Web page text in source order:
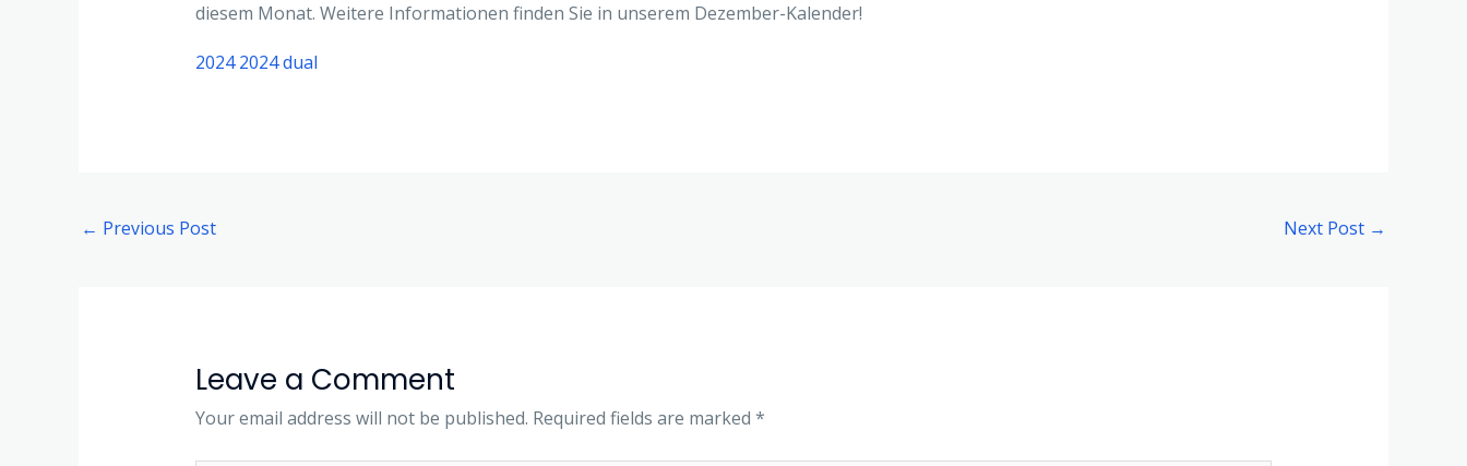
diesem Monat. Weitere Informationen finden Sie in unserem Dezember-Kalender!
2024 2024 dual
← Previous Post Next Post →
Leave a Comment
Your email address will not be published. Required fields are marked *